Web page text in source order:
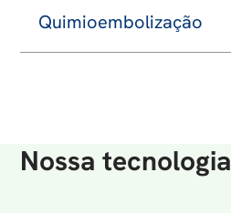
Quimioembolização
Nossa tecnologia